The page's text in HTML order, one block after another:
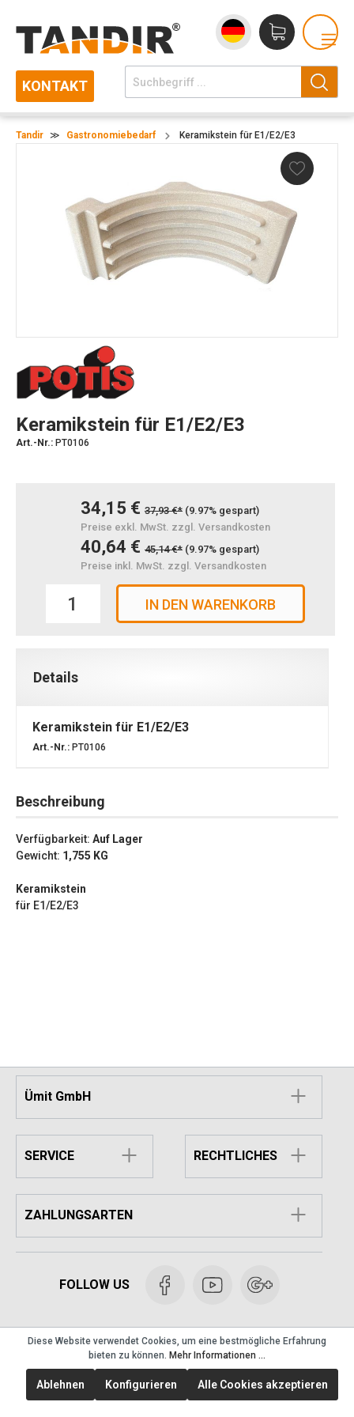
KONTAKT
Tandir ≫ Gastronomiebedarf Keramikstein für E1/E2/E3
Keramikstein für E1/E2/E3
Art.-Nr.: PT0106
34,15 € 37,93 €* (9.97% gespart)
Preise exkl. MwSt. zzgl. Versandkosten
40,64 € 45,14 €* (9.97% gespart)
Preise inkl. MwSt. zzgl. Versandkosten
IN DEN WARENKORB
Details
Keramikstein für E1/E2/E3
Art.-Nr.: PT0106
Beschreibung
Verfügbarkeit: Auf Lager
Gewicht: 1,755 KG
Keramikstein
für E1/E2/E3
Ümit GmbH
SERVICE RECHTLICHES
ZAHLUNGSARTEN
FOLLOW US
Dönermesser
Schleifmaschine
Ersatzteile & Zubehör
Gastronomiebedarf
Diese Website verwendet Cookies, um eine bestmögliche Erfahrung
bieten zu können. Mehr Informationen ...
Ablehnen Konfigurieren Alle Cookies akzeptieren